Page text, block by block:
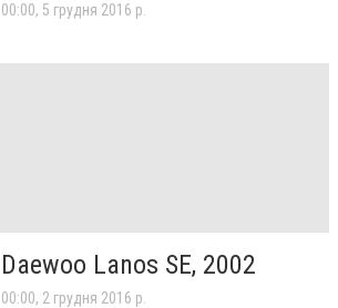
00:00, 5 грудня 2016 р.
Daewoo Lanos SE, 2002
00:00, 2 грудня 2016 р.